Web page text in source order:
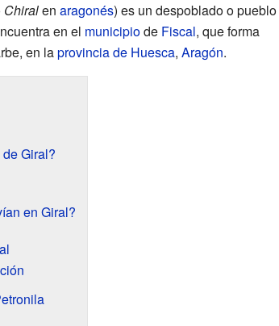
Chiralen aragonés) es un despoblado o pueblo
en el municipiode Fiscal, que forma
en laprovincia de Huesca, Aragón.
Giral?
en Giral?